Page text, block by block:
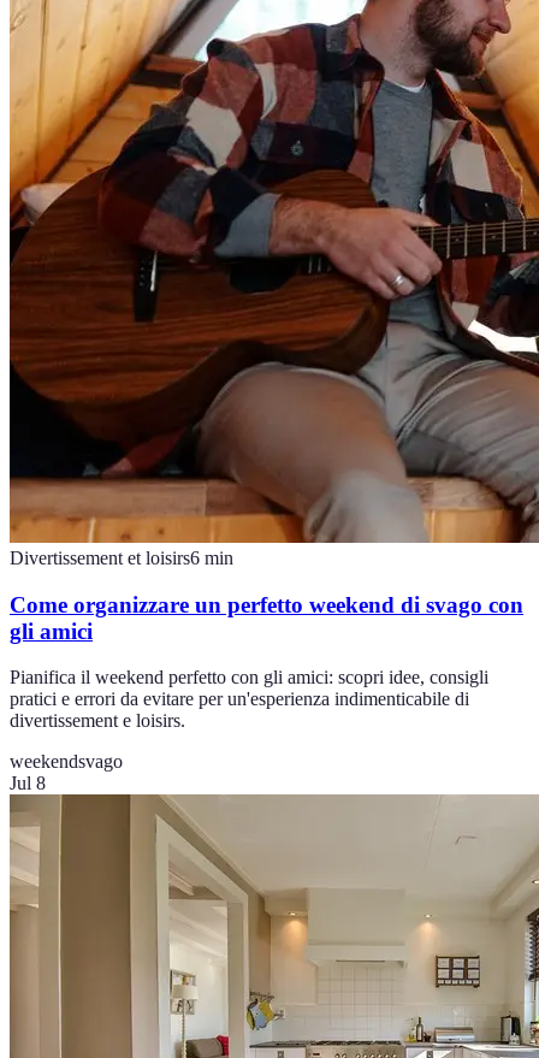
Divertissement et loisirs6 min
Come organizzare un perfetto weekend di svago con
gli amici
Pianifica il weekend perfetto con gli amici: scopri idee, consigli
pratici e errori da evitare per un'esperienza indimenticabile di
divertissement e loisirs.
weekendsvago
Jul 8